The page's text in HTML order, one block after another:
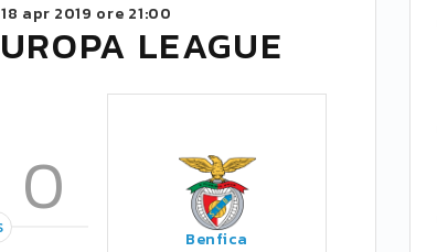
18 apr 2019 ore 21:00
LEAGUE
0
Benfica